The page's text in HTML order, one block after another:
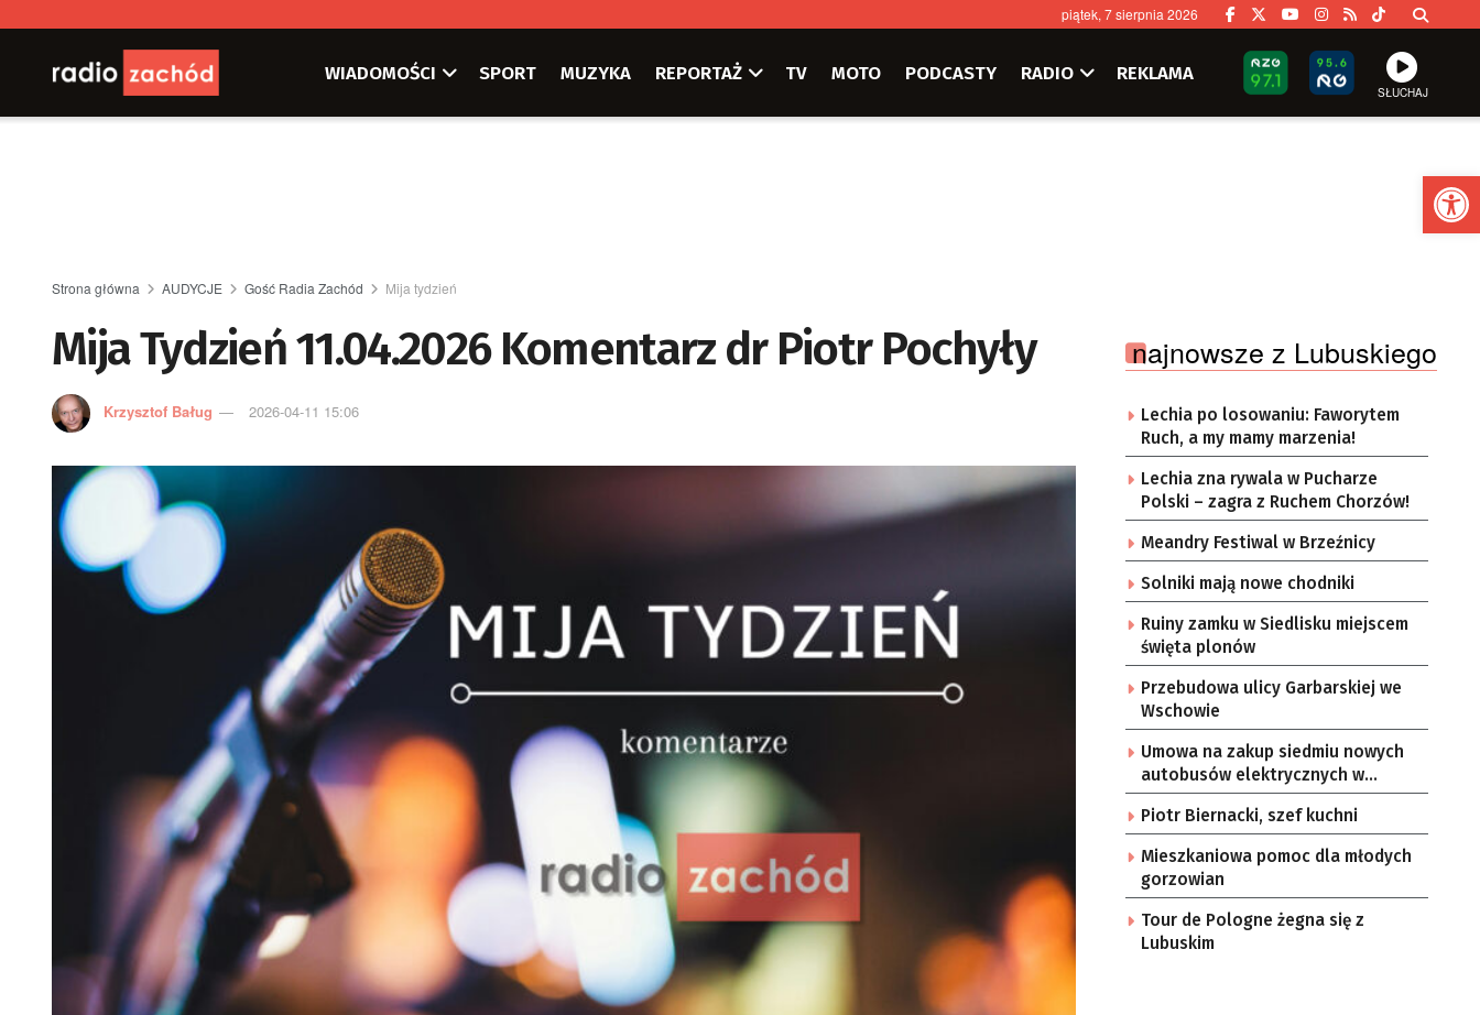
piątek, 7 sierpnia 2026
WIADOMOŚCI SPORT MUZYKA REPORTAŻ TV MOTO PODCASTY RADIO REKLAMA
SŁUCHAJ
Strona główna AUDYCJE Gość Radia Zachód Mija tydzień
Mija Tydzień 11.04.2026 Komentarz dr Piotr Pochyły
Krzysztof Baług 2026-04-11 15:06
najnowsze z Lubuskiego
Lechia po losowaniu: Faworytem
Ruch, a my mamy marzenia!
Lechia zna rywala w Pucharze
Polski – zagra z Ruchem Chorzów!
Meandry Festiwal w Brzeźnicy
Solniki mają nowe chodniki
Ruiny zamku w Siedlisku miejscem
święta plonów
Przebudowa ulicy Garbarskiej we
Wschowie
Umowa na zakup siedmiu nowych
autobusów elektrycznych w
Zielonej Górze
Piotr Biernacki, szef kuchni
Mieszkaniowa pomoc dla młodych
gorzowian
Tour de Pologne żegna się z
Lubuskim